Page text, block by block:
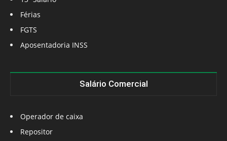
Férias
FGTS
Aposentadoria INSS
Salário Comercial
Operador de caixa
Repositor